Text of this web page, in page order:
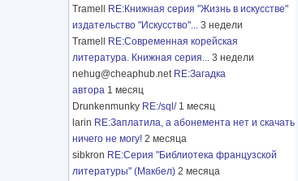
Tramell
RE:Книжная серия "Жизнь в искусстве"
издательство "Искусство"... 3 недели
Tramell
RE:Современная корейская
литература. Книжная серия... 3 недели
nehug@cheaphub.net RE:Загадка
автора 1 месяц
Drunkenmunky RE:/sql/ 1 месяц
larin RE:Заплатила, а абонемента нет и скачать
ничего не могу! 2 месяца
sibkron RE:Серия "Библиотека французской
литературы" (Макбел) 2 месяца